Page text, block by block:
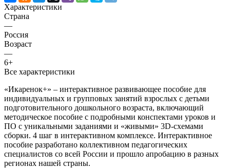
Характеристики
Страна
—
Россия
Возраст
—
6+
Все характеристики
«Икаренок+» – интерактивное развивающее пособие для
индивидуальных и групповых занятий взрослых с детьми
подготовительного дошкольного возраста, включающий
методическое пособие с подробными конспектами уроков и
ПО с уникальными заданиями и «живыми» 3D-схемами
сборки. 4 шаг в интерактивном комплексе. Интерактивное
пособие разработано коллективном педагогических
специалистов со всей России и прошло апробацию в разных
регионах нашей страны.